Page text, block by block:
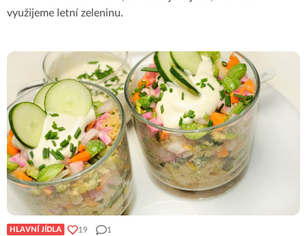
využijeme letní zeleninu.
HLAVNÍ JÍDLA 19 1